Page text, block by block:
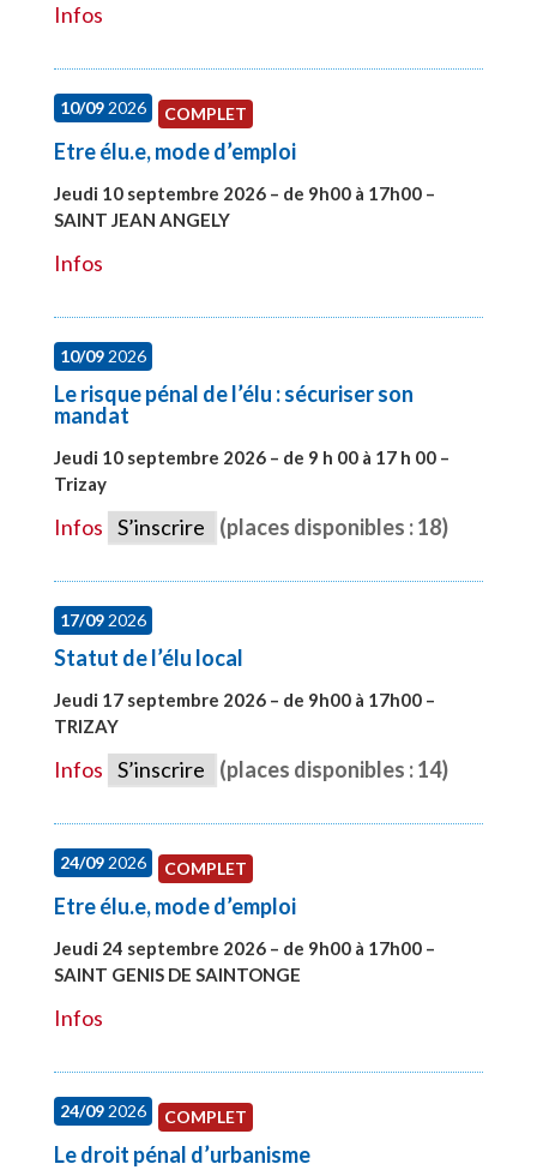
Infos
10/092026 COMPLET
Etre élu.e, mode d’emploi
Jeudi 10 septembre 2026 – de 9h00 à 17h00 –
SAINT JEAN ANGELY
Infos
10/092026
Le risque pénal de l’élu : sécuriser son
mandat
Jeudi 10 septembre 2026 – de 9 h 00 à 17 h 00 –
Trizay
Infos S’inscrire (places disponibles : 18)
17/092026
Statut de l’élu local
Jeudi 17 septembre 2026 – de 9h00 à 17h00 –
TRIZAY
Infos S’inscrire (places disponibles : 14)
24/092026 COMPLET
Etre élu.e, mode d’emploi
Jeudi 24 septembre 2026 – de 9h00 à 17h00 –
SAINT GENIS DE SAINTONGE
Infos
24/092026 COMPLET
Le droit pénal d’urbanisme